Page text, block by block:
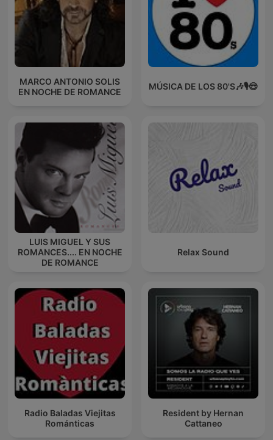
MARCO ANTONIO SOLIS
EN NOCHE DE ROMANCE
MÚSICA DE LOS 80'S🎶🎙️😎
LUIS MIGUEL Y SUS
ROMANCES.... EN NOCHE
DE ROMANCE
Relax Sound
Radio Baladas Viejitas
Románticas
Resident by Hernan
Cattaneo